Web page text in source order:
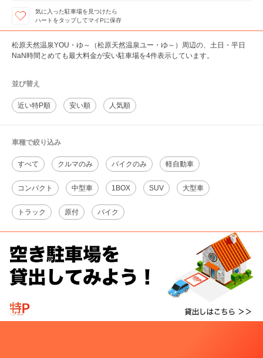
気に入った駐車場を見つけたら
ハートをタップしてマイPに保存
松原天然温泉YOU・ゆ～（松原天然温泉ユー・ゆ～）周辺の、土日・平日
NaN時間とめても最大料金が安い駐車場を4件表示しています。
並び替え
近い特P順 安い順 人気順
車種で絞り込み
すべて クルマのみ バイクのみ 軽自動車
コンパクト 中型車 1BOX SUV 大型車
トラック 原付 バイク